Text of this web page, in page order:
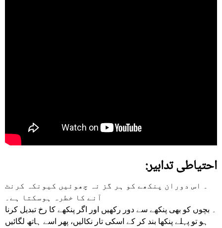
احتیاطی تدابیر:
۔ اس دوران پنکھے کو ہر گز نہ چھوئیں کیونکہ کرنٹ
آنے کا خطرہ ہوسکتا ہے۔
۔ بچوں کو بھی پنکھے سے دور رکھیں اور اگر پنکھے کا رخ تبدیل کرنا
ہو تو پہلے پنکھا بند کر کے اسکی تار نکالیں، پھر اسے ہاتھ لگائیں